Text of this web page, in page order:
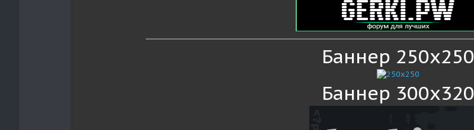
Баннер 250x250
Баннер 300x320